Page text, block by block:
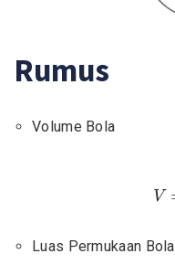
Rumus
Volume Bola
V
Luas Permukaan Bola